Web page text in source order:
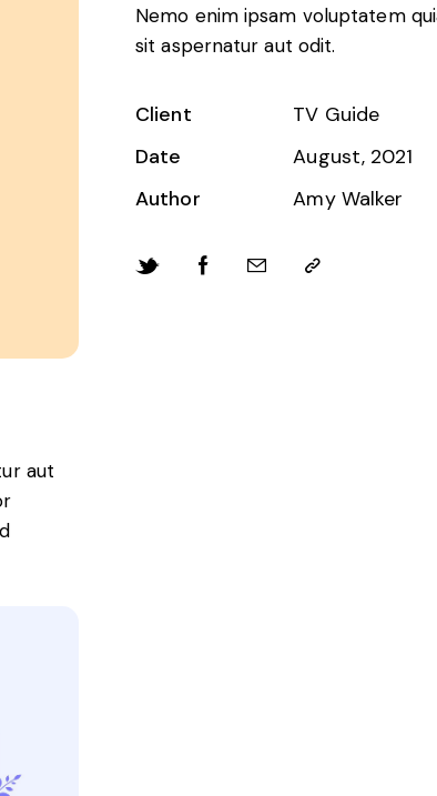
aut
Nemo enim ipsam voluptatem
sit aspernatur aut odit.
Client
TV Guide
Date
August, 2021
Author
Amy Walker